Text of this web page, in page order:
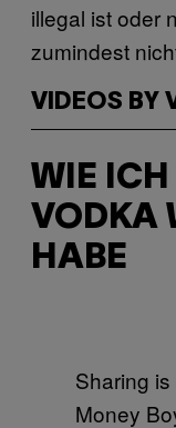
illegal ist oder
zumindest
VIDEOS BY
WIE ICH
VODKA
HABE
Sharing
Money